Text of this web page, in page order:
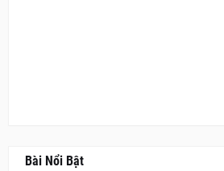
Bài Nổi Bật